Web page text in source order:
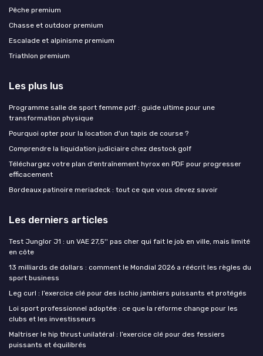
Pêche premium
Chasse et outdoor premium
Escalade et alpinisme premium
Triathlon premium
Les plus lus
Programme salle de sport femme pdf : guide ultime pour une
transformation physique
Pourquoi opter pour la location d'un tapis de course ?
Comprendre la liquidation judiciaire chez destock golf
Téléchargez votre plan d’entraînement hyrox en PDF pour progresser
efficacement
Bordeaux patinoire meriadeck : tout ce que vous devez savoir
Les derniers articles
Test Junglor J1 : un VAE 27,5'' pas cher qui fait le job en ville, mais limité
en côte
13 milliards de dollars : comment le Mondial 2026 a réécrit les règles du
sport business
Leg curl : l’exercice clé pour des ischio jambiers puissants et protégés
Loi sport professionnel adoptée : ce que la réforme change pour les
clubs et les investisseurs
Maîtriser le hip thrust unilatéral : l’exercice clé pour des fessiers
puissants et équilibrés